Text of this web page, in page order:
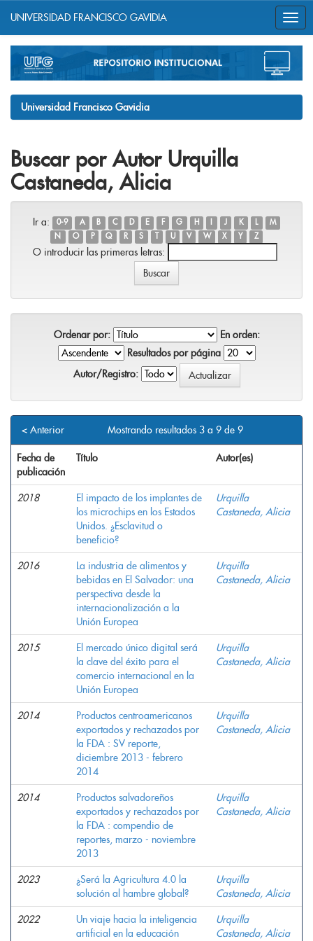
navigation
UNIVERSIDAD FRANCISCO GAVIDIA
Universidad Francisco Gavidia
Buscar por Autor Urquilla
Castaneda, Alicia
Ir a: 0-9 A B C D E F G H J K L
M
N
O P Q R S U V W X Y Z
O introducir las primeras letras:
Ordenar por:
En orden:
Resultados por página
Autor/Registro:
Mostrando resultados 3 a 9 de 9
< Anterior
Fecha de
publicación
Título Autor(es)
2018
El impacto de los implantes de
los microchips en los Estados
Unidos. ¿Esclavitud o
beneficio?
Urquilla
Castaneda, Alicia
2016
La industria de alimentos y
bebidas en El Salvador: una
perspectiva desde la
internacionalización a la
Unión Europea
Urquilla
Castaneda, Alicia
2015
El mercado único digital será
la clave del éxito para el
comercio internacional en la
Unión Europea
Urquilla
Castaneda, Alicia
2014
Productos centroamericanos
exportados y rechazados por
la FDA : SV reporte,
diciembre 2013 - febrero
2014
Urquilla
Castaneda, Alicia
2014
Productos salvadoreños
exportados y rechazados por
la FDA : compendio de
reportes, marzo - noviembre
2013
Urquilla
Castaneda, Alicia
2023
¿Será la Agricultura 4.0 la
solución al hambre global?
Urquilla
Castaneda, Alicia
2022
Un viaje hacia la inteligencia
artificial en la educación
Urquilla
Castaneda, Alicia